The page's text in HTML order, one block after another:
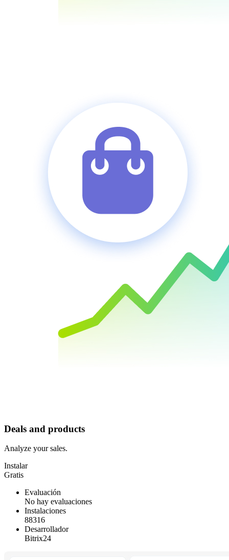
Deals and products
Analyze your sales.
Instalar
Gratis
Evaluación
No hay evaluaciones
Instalaciones
88316
Desarrollador
Bitrix24